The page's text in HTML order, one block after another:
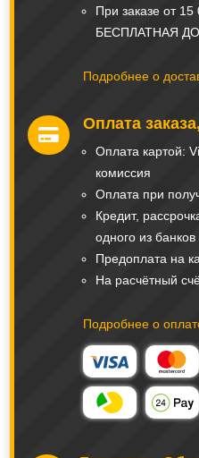
При заказе от
БЕСПЛАТНАЯ
Подробнее о

Оплата
Оплата картой:
комиссия
Оплата при
Кредит,
одного из
Предоплата на
На расчётный
Подробнее о